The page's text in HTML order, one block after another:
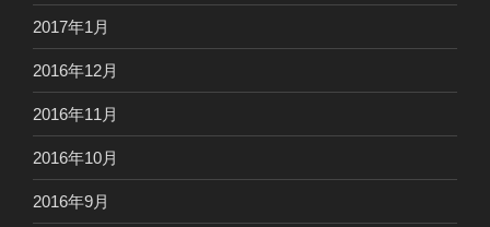
2017年1月
2016年12月
2016年11月
2016年10月
2016年9月